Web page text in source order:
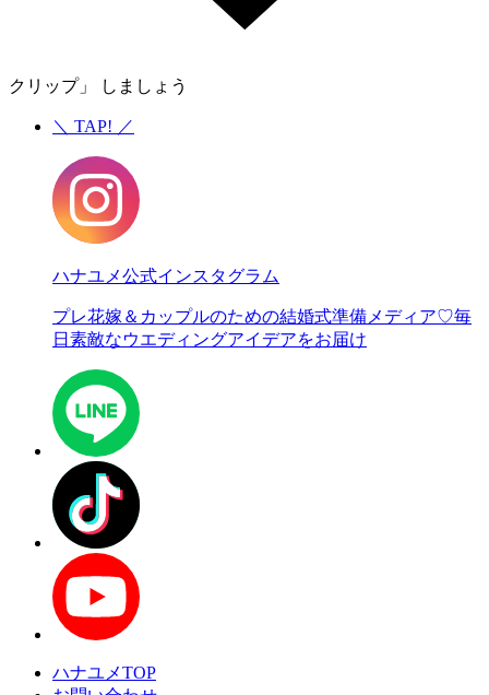
クリップ」 しましょう
＼ TAP! ／
ハナユメ公式インスタグラム
プレ花嫁＆カップルのための結婚式準備メディア♡毎
日素敵なウエディングアイデアをお届け
ハナユメTOP